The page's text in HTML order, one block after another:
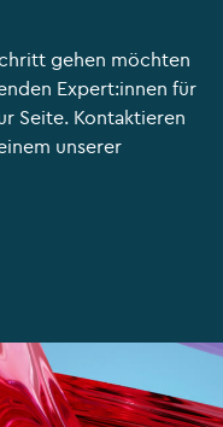
gehen möchten
Expert:innen für
Seite. Kontaktieren
unserer